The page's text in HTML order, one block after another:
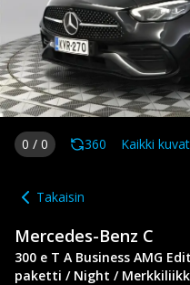
0 / 0 360 Kaikki kuvat
Takaisin
Mercedes-Benz C
300 e T A Business AMG
paketti / Night /